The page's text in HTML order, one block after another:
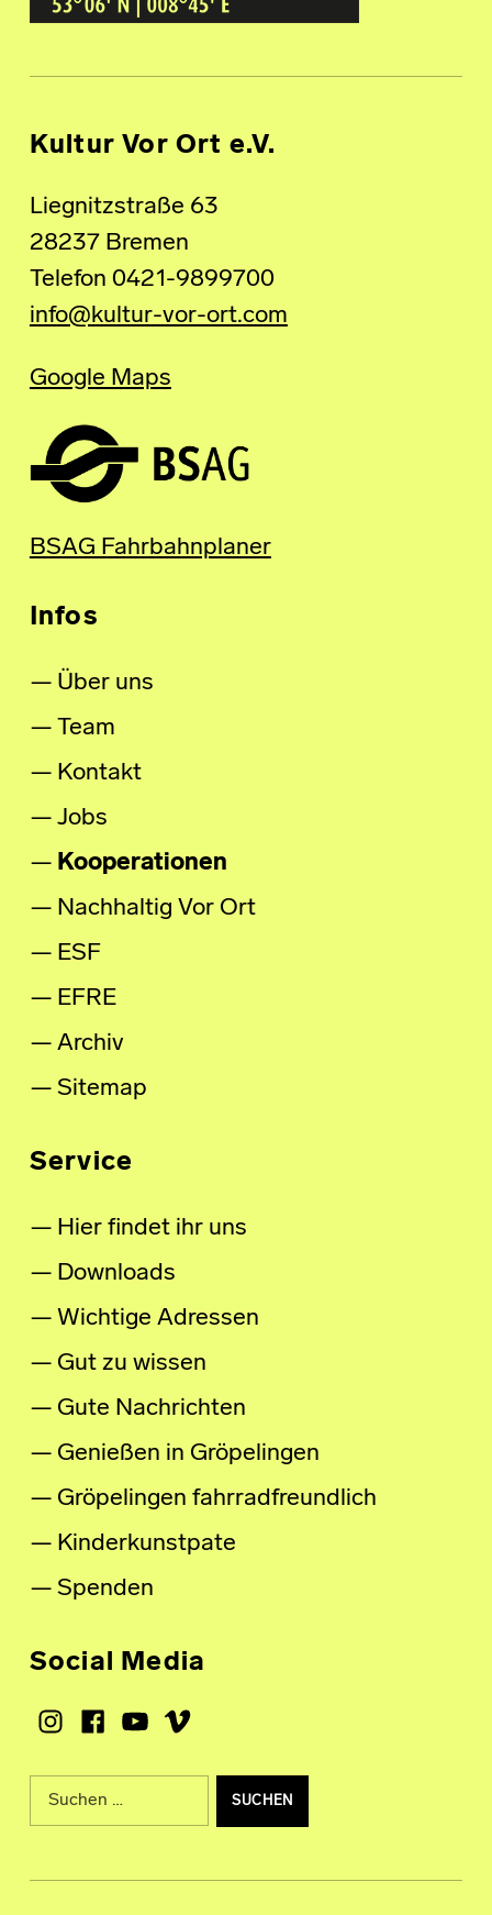
Kultur Vor Ort e.V.
Liegnitzstraße 63
28237 Bremen
Telefon 0421-9899700
info@kultur-vor-ort.com
Google Maps
BSAG Fahrbahnplaner
Infos
Über uns
Team
Kontakt
Jobs
Kooperationen
Nachhaltig Vor Ort
ESF
EFRE
Archiv
Sitemap
Service
Hier findet ihr uns
Downloads
Wichtige Adressen
Gut zu wissen
Gute Nachrichten
Genießen in Gröpelingen
Gröpelingen fahrradfreundlich
Kinderkunstpate
Spenden
Social Media
Instagram
Facebook
Youtube
Vimeo
Suche nach: